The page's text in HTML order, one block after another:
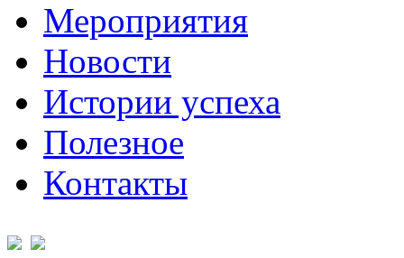
Мероприятия
Новости
Истории успеха
Полезное
Контакты